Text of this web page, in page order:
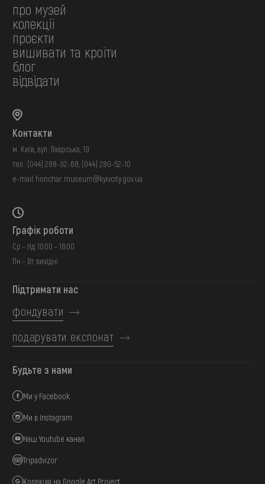
про музей
колекції
проєкти
вишивати та кроїти
блог
відвідати
Контакти
м. Київ, вул. Лаврська, 19
тел.: (044) 288-92-68 (044) 280-52-10
e-mail: honchar.museum@kyivcity.gov.ua
Графік роботи
Ср - Нд: 10:00 - 18:00
Пн - Вт: вихідні
Підтримати нас
фондувати
подарувати експонат
Будьте з нами
Ми у Facebook
Ми в Instagram
Наш Youtube канал
Tripadvizor
Колекція на Google Art Project